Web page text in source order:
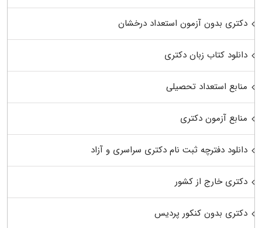
دکتری بدون آزمون استعداد درخشان
دانلود کتاب زبان دکتری
منابع استعداد تحصیلی
منابع آزمون دکتری
دانلود دفترچه ثبت نام دکتری سراسری و آزاد
دکتری خارج از کشور
دکتری بدون کنکور پردیس